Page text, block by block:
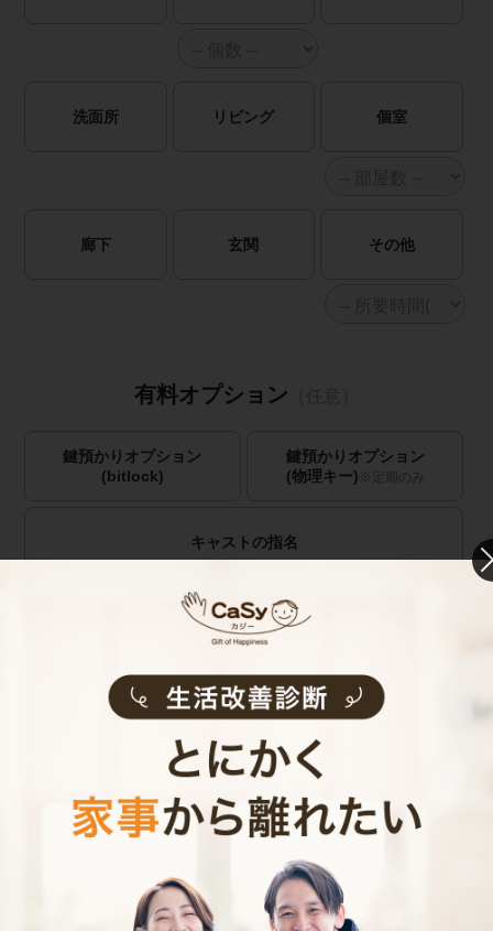
洗面所 リビング 個室
廊下 玄関 その他
有料オプション
鍵預かりオプション
(bitlock)
鍵預かりオプション
(物理キー) ※定期のみ
キャストの指名
お見積り内容
料金（税込・交通費込） 0